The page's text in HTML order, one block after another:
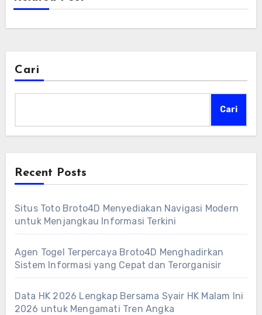
Cari
Cari
Recent Posts
Situs Toto Broto4D Menyediakan Navigasi Modern
untuk Menjangkau Informasi Terkini
Agen Togel Terpercaya Broto4D Menghadirkan
Sistem Informasi yang Cepat dan Terorganisir
Data HK 2026 Lengkap Bersama Syair HK Malam Ini
2026 untuk Mengamati Tren Angka